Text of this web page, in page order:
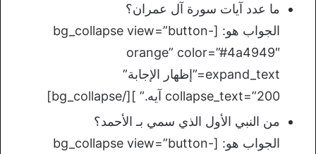
ما عدد آيات سورة آل عمران؟
الجواب هو: [bg_collapse view=”button-
orange” color=”#4a4949″
expand_text=”إظهار الإجابة”
collapse_text=”200 آيه.” ][/bg_collapse]
من النبي الأول الذي سمي بـ الأحمد؟
الجواب هو: [bg_collapse view=”button-